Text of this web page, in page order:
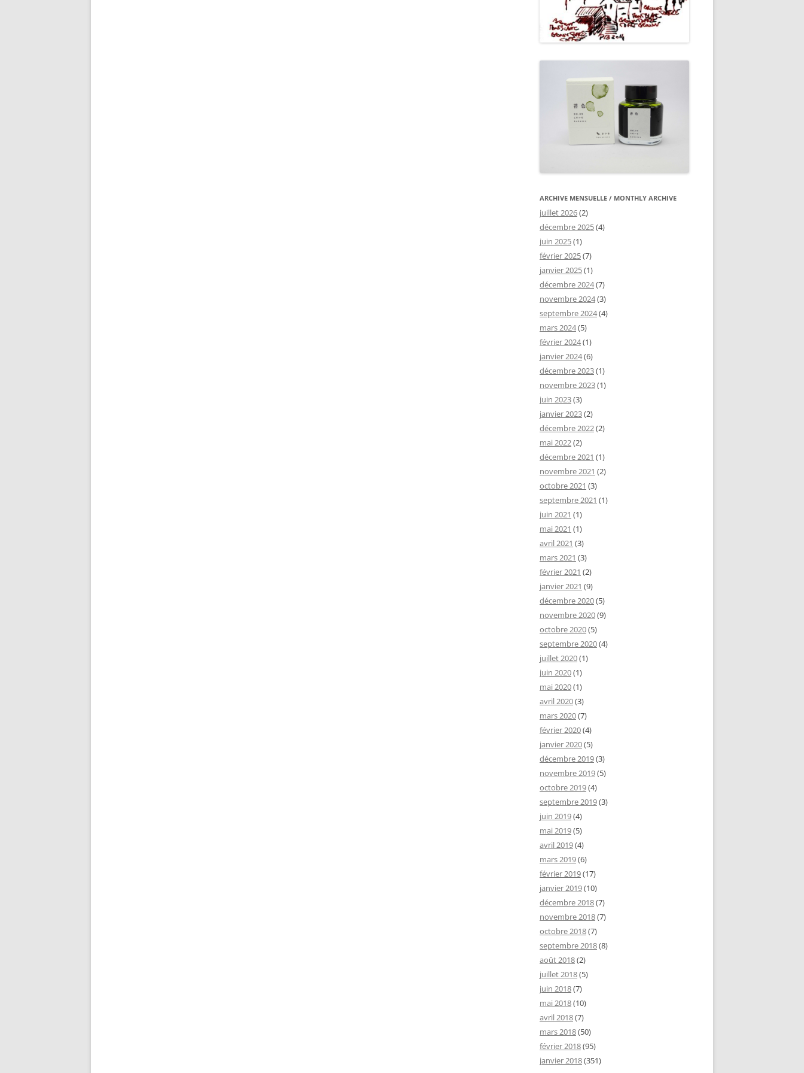
ARCHIVE MENSUELLE / MONTHLY ARCHIVE
juillet 2026(2)
décembre 2025(4)
juin 2025(1)
février 2025(7)
janvier 2025(1)
décembre 2024(7)
novembre 2024(3)
septembre 2024(4)
mars 2024(5)
février 2024(1)
janvier 2024(6)
décembre 2023(1)
novembre 2023(1)
juin 2023(3)
janvier 2023(2)
décembre 2022(2)
mai 2022(2)
décembre 2021 (1)
novembre 2021 (2)
octobre 2021 (3)
septembre 2021 (1)
juin 2021 (1)
mai 2021 (1)
avril 2021 (3)
mars 2021 (3)
février 2021 (2)
janvier 2021 (9)
décembre 2020(5)
novembre 2020(9)
octobre 2020(5)
septembre 2020(4)
juillet 2020(1)
juin 2020(1)
mai 2020(1)
avril 2020(3)
mars 2020(7)
février 2020(4)
janvier 2020(5)
décembre 2019(3)
novembre 2019(5)
octobre 2019(4)
septembre 2019(3)
juin 2019(4)
mai 2019(5)
avril 2019(4)
mars 2019(6)
février 2019(17)
janvier 2019(10)
décembre 2018(7)
novembre 2018(7)
octobre 2018(7)
septembre 2018(8)
août 2018(2)
juillet 2018(5)
juin 2018(7)
mai 2018(10)
avril 2018(7)
mars 2018(50)
février 2018(95)
janvier 2018(351)